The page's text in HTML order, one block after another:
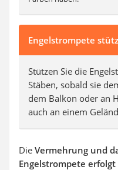
Engelstrompete
Stützen Sie die
Stäben, sobald sie
dem Balkon oder an
auch an einem
Die Vermehrung und
Engelstrompete